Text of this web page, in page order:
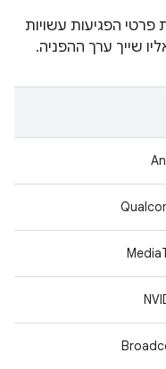
פרטי הפגיעות עשויות
שייך ערך ההפניה.